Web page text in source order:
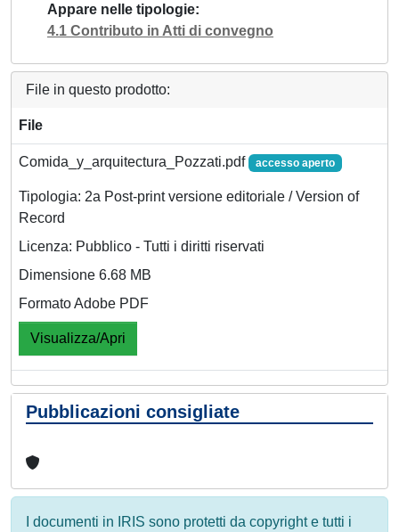
Appare nelle tipologie
4.1 Contributo in Atti di convegno
File in questo prodotto:
File
Comida_y_arquitectura_Pozzati.pdf accesso aperto
Tipologia: 2a Post-print versione editoriale / Version of
Record
Licenza: Pubblico - Tutti i diritti riservati
Dimensione 6.68 MB
Formato Adobe PDF
Visualizza/Apri
Pubblicazioni consigliate
I documenti in IRIS sono protetti da copyright e tutti i